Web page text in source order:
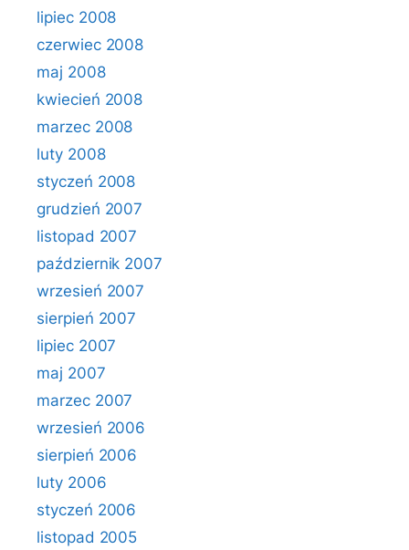
lipiec 2008
czerwiec 2008
maj 2008
kwiecień 2008
marzec 2008
luty 2008
styczeń 2008
grudzień 2007
listopad 2007
październik 2007
wrzesień 2007
sierpień 2007
lipiec 2007
maj 2007
marzec 2007
wrzesień 2006
sierpień 2006
luty 2006
styczeń 2006
listopad 2005